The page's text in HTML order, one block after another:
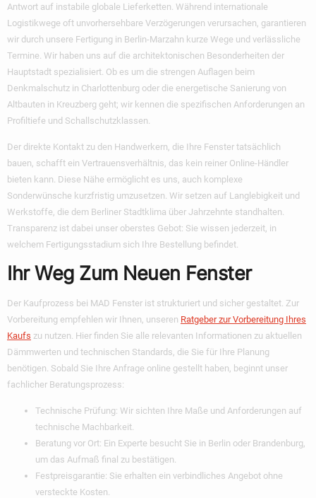
Antwort auf instabile globale Lieferketten. Während internationale
Logistikwege oft unvorhersehbare Verzögerungen verursachen, garantieren
wir durch unsere Fertigung in Berlin-Marzahn kurze Wege und verlässliche
Termine. Wir haben uns auf die architektonischen Besonderheiten der
Hauptstadt spezialisiert. Ob es um die strengen Auflagen beim
Denkmalschutz in Charlottenburg oder die energetische Sanierung von
Altbauten in Kreuzberg geht; wir kennen die spezifischen Anforderungen an
Profiltiefe und Schallschutzklassen.
Der direkte Kontakt zu den Handwerkern, die Ihre Fenster tatsächlich
bauen, schafft ein Vertrauensverhältnis, das kein reiner Online-Händler
bieten kann. Diese Nähe ermöglicht es uns, auch komplexe
Sonderwünsche kurzfristig umzusetzen. Wir setzen auf Langlebigkeit und
Werkstoffe, die dem Berliner Stadtklima über Jahrzehnte standhalten.
Transparenz ist dabei unser oberstes Gebot: Sie wissen jederzeit, in
welchem Fertigungsstadium sich Ihre Bestellung befindet.
Ihr Weg Zum Neuen Fenster
Der Kaufprozess bei MAD Fenster ist strukturiert und sicher gestaltet. Zur
Vorbereitung empfehlen wir Ihnen, unseren Ratgeber zur Vorbereitung Ihres
Kaufs zu nutzen. Hier finden Sie alle relevanten Informationen zu aktuellen
Dämmwerten und technischen Standards, die Sie für Ihre Planung
benötigen. Sobald Sie Ihre Anfrage online gestellt haben, beginnt unser
fachlicher Beratungsprozess:
Technische Prüfung: Wir sichten Ihre Maße und Anforderungen auf
technische Machbarkeit.
Beratung vor Ort: Ein Experte besucht Sie in Berlin oder Brandenburg,
um das Aufmaß final zu bestätigen.
Festpreisgarantie: Sie erhalten ein verbindliches Angebot ohne
versteckte Kosten.